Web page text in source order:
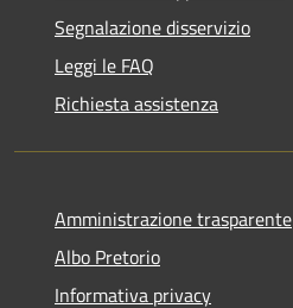
Segnalazione disservizio
Leggi le FAQ
Richiesta assistenza
Amministrazione trasparente
Albo Pretorio
Informativa privacy